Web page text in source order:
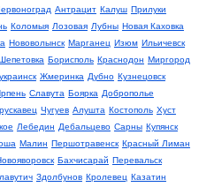
Антрацит Калуш Прилуки
Коломыя Лозовая Лубны Новая Каховка
Нововолынск Марганец Изюм Ильичевск
Борисполь Краснодон Миргород
Жмеринка Дубно Кузнецовск
Славута Боярка Доброполье
Чугуев Алушта Костополь Хуст
Лебедин Дебальцево Сарны Купянск
Малин Першотравенск Красный Лиман
Бахчисарай Перевальск
Здолбунов Кролевец Казатин